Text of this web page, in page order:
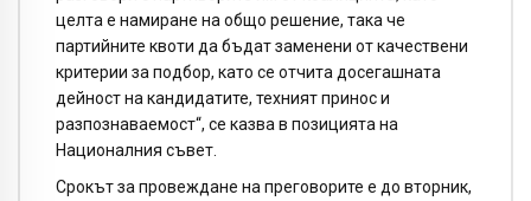
целта е намиране на общо решение, така че
партийните квоти да бъдат заменени от качествени
критерии за подбор, като се отчита досегашната
дейност на кандидатите, техният принос и
разпознаваемост“, се казва в позицията на
Националния съвет.
Срокът за провеждане на преговорите е до вторник,